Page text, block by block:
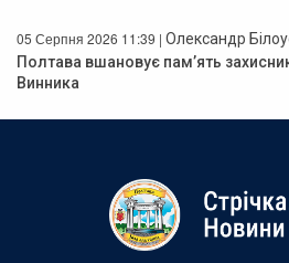
05 Серпня 2026 11:39 | Олександр
Полтава вшановує пам’ять
Винника